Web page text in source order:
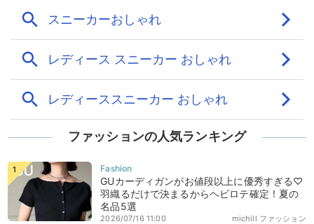
ファッションの人気ランキング
GUカーディガンがお値段以上に優秀すぎる♡
羽織るだけで決まるからヘビロテ確定！夏の
名品5選
michill ファッション
2026/07/16 11:00